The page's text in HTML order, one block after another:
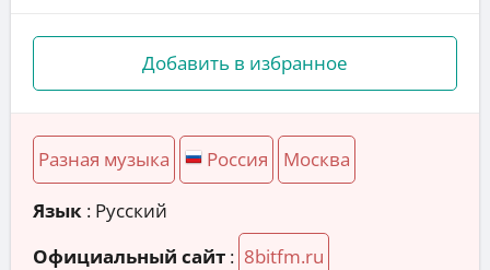
Добавить в избранное
Разная музыка Россия Москва
Язык : Русский
Официальный сайт : 8bitfm.ru